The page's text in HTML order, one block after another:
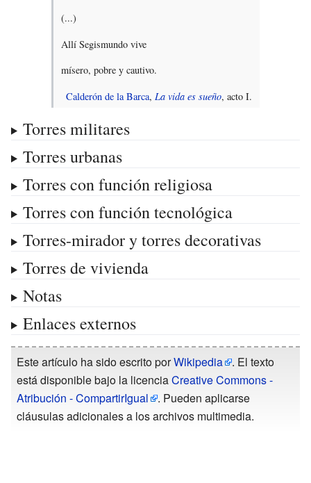
(...)
Allí Segismundo vive
mísero, pobre y cautivo.
Calderón de la Barca, La vida es sueño, acto I.
Torres militares
Torres urbanas
Torres con función religiosa
Torres con función tecnológica
Torres-mirador y torres decorativas
Torres de vivienda
Notas
Enlaces externos
Este artículo ha sido escrito porWikipedia
. El texto
está disponible bajo la licenciaCreative Commons -
Atribución - CompartirIgual
. Pueden aplicarse
cláusulas adicionales a los archivos multimedia.